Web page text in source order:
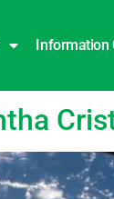
Information